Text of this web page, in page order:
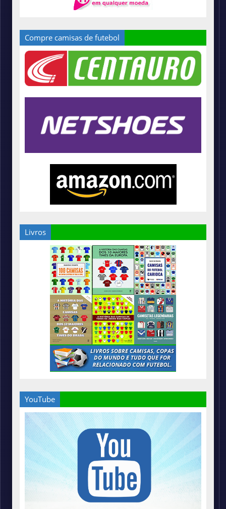
Compre camisas de futebol
Livros
YouTube